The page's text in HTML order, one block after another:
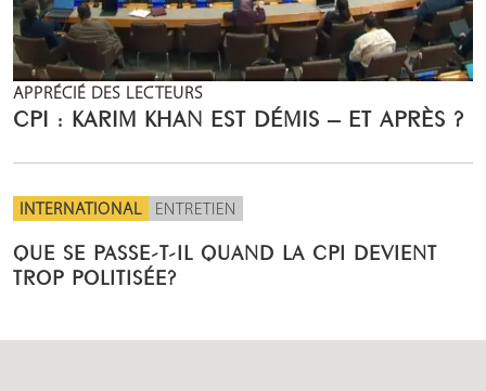
APPRÉCIÉ DES LECTEURS
CPI : KARIM KHAN EST DÉMIS – ET APRÈS ?
INTERNATIONAL ENTRETIEN
QUE SE PASSE-T-IL QUAND LA CPI DEVIENT
TROP POLITISÉE?